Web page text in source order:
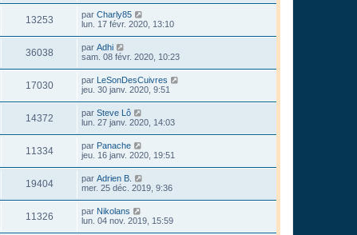
13253 par Charly85
lun. 17 févr. 2020, 13:10
36038 par Adhi
sam. 08 févr. 2020, 10:23
17030 par
LeSonDesCuivres
jeu. 30 janv. 2020, 9:51
14372 par Steve Lô
lun. 27 janv. 2020, 14:03
11334 par Panache
jeu. 16 janv. 2020, 19:51
19404 par Adrien B.
mer. 25 déc. 2019, 9:36
11326 par Nikolans
lun. 04 nov. 2019, 15:59